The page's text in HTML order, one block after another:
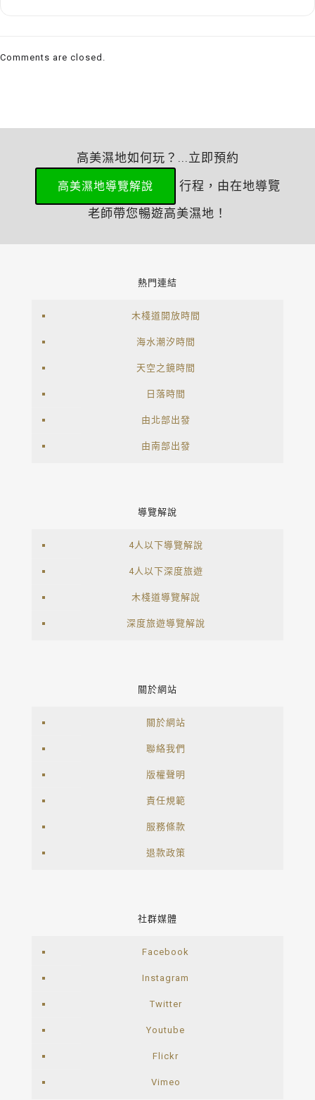
Comments are closed.
高美濕地如何玩？...立即預約
高美濕地導覽解說
行程，由在地導覽
老師帶您暢遊高美濕地！
熱門連結
木棧道開放時間
海水潮汐時間
天空之鏡時間
日落時間
由北部出發
由南部出發
導覽解說
4人以下導覽解說
4人以下深度旅遊
木棧道導覽解說
深度旅遊導覽解說
關於網站
關於網站
聯絡我們
版權聲明
責任規範
服務條款
退款政策
社群媒體
Facebook
Instagram
Twitter
Youtube
Flickr
Vimeo